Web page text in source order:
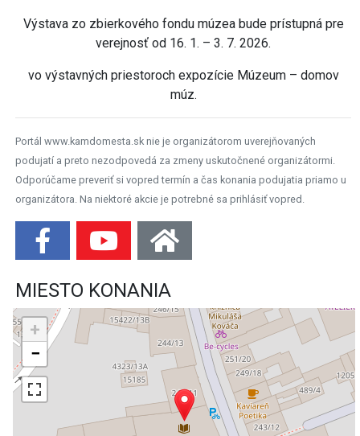
Výstava zo zbierkového fondu múzea bude prístupná pre
verejnosť od 16. 1. – 3. 7. 2026.
vo výstavných priestoroch expozície Múzeum – domov
múz.
Portál www.kamdomesta.sk nie je organizátorom uverejňovaných
podujatí a preto nezodpovedá za zmeny uskutočnené organizátormi.
Odporúčame preveriť si vopred termín a čas konania podujatia priamo u
organizátora. Na niektoré akcie je potrebné sa prihlásiť vopred.
MIESTO KONANIA
+
−